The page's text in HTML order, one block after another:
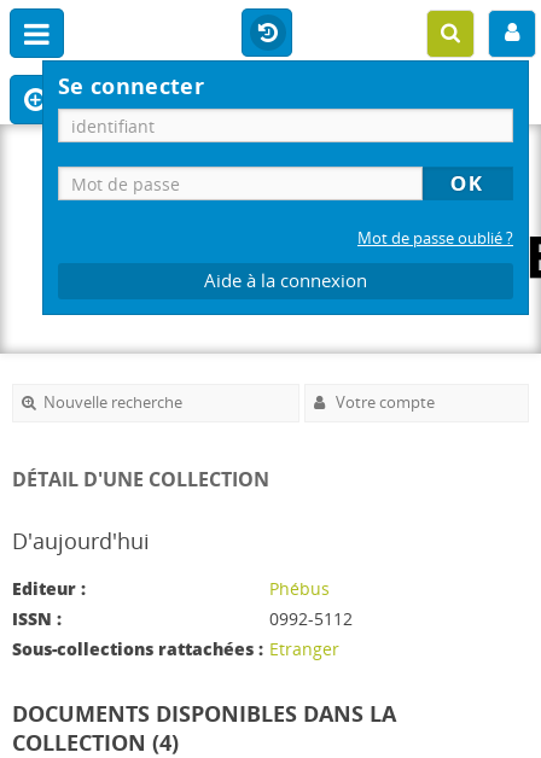
Se connecter
Mot de passe oublié ?
Aide à la connexion
Nouvelle recherche Votre compte
DÉTAIL D'UNE COLLECTION
D'aujourd'hui
Editeur :
Phébus
ISSN :
0992-5112
Sous-collections rattachées : Etranger
DOCUMENTS DISPONIBLES DANS LA
COLLECTION (4)